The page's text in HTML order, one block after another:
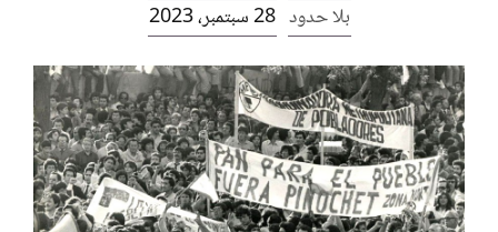
بلا حدود 28 سبتمبر، 2023